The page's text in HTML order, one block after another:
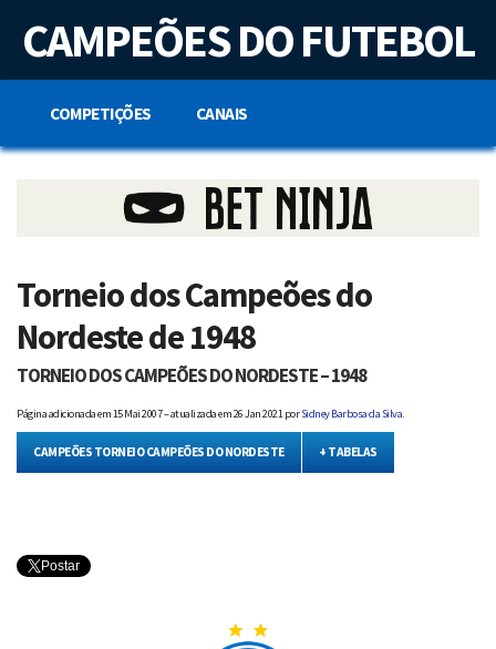
t
n
CAMPEÕES DO FUTEBOL
COMPETIÇÕES CANAIS
Torneio dos Campeões do
Nordeste de 1948
TORNEIO DOS CAMPEÕES DO NORDESTE – 1948
Página adicionada em15 Mai 2007 – atualizada em 26 Jan 2021porSidney Barbosa da Silva.
CAMPEÕES TORNEIO CAMPEÕES DO NORDESTE + TABELAS
Postar